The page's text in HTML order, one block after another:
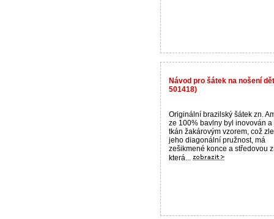
Návod pro šátek na nošení
501418)
Originální brazilský šátek zn.
ze 100% bavlny byl inovován a
tkán žakárovým vzorem, což
jeho diagonální pružnost, má
zešikmené konce a středovou
která...